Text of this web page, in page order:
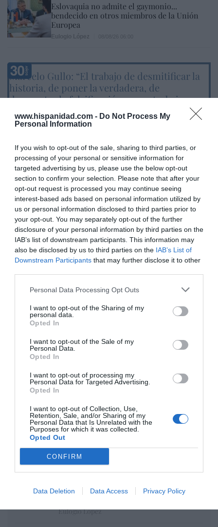
www.hispanidad.com - Do Not Process My
Personal Information
If you wish to opt-out of the sale, sharing to third parties, or
processing of your personal or sensitive information for
targeted advertising by us, please use the below opt-out
section to confirm your selection. Please note that after your
opt-out request is processed you may continue seeing
interest-based ads based on personal information utilized by
us or personal information disclosed to third parties prior to
your opt-out. You may separately opt-out of the further
disclosure of your personal information by third parties on the
IAB’s list of downstream participants. This information may
also be disclosed by us to third parties on the IAB’s List of
Downstream Participants that may further disclose it to other
Personal Data Processing Opt Outs
I want to opt-out of the Sharing of my
personal data.
Opted In
I want to opt-out of the Sale of my
Personal Data.
Opted In
I want to opt-out of processing my
Personal Data for Targeted Advertising.
Opted In
I want to opt-out of Collection, Use,
Retention, Sale, and/or Sharing of my
Personal Data that Is Unrelated with the
Purposes for which it was collected.
Opted Out
CONFIRM
Data Deletion Data Access Privacy Policy
Eslovaquia no admite el gaymonio...
bendecido en otros miembros de la Unión
Europea
Marcelo Gullo: “El trabajo de desmitificar la
historia, de poner la verdadera, de
desmontar la falsificación, es un trabajo
cristiano"
por Hispanidad
DIARIO DE LA CORRUPCIÓN SANCHISTA
Diario de la corrupción sanchista. Hazte
Oír se manifiesta delante de La Mareta:
“Pedro Sánchez es un criminal”
por Redacción
Artículos anteriores
Opinión
Enormes minucias
Nokia, Ericsson... Huawei: lo que importan
son las patentes
Eulogio López
con Hacienda por 700.000
Eulogio López